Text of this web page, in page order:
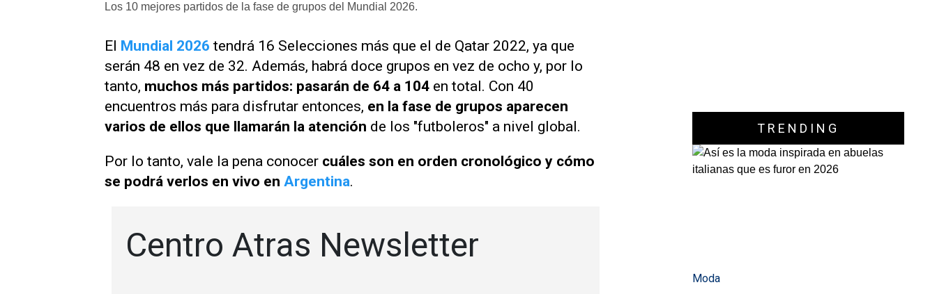
Los 10 mejores partidos de la fase de grupos del Mundial 2026.
El Mundial 2026 tendrá 16 Selecciones más que el de Qatar 2022, ya que
serán 48 en vez de 32. Además, habrá doce grupos en vez de ocho y, por lo
tanto, muchos más partidos: pasarán de 64 a 104 en total. Con 40
encuentros más para disfrutar entonces, en la fase de grupos aparecen
varios de ellos que llamarán la atención de los "futboleros" a nivel global.
Por lo tanto, vale la pena conocer cuáles son en orden cronológico y cómo
se podrá verlos en vivo en Argentina.
TRENDING
Moda